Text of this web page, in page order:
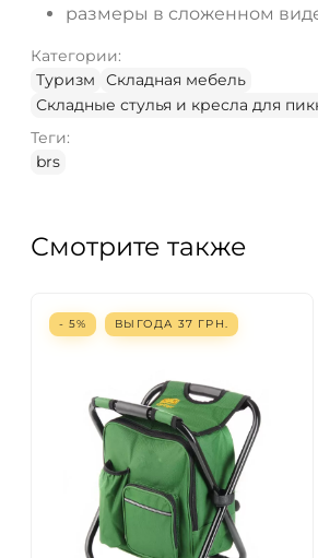
размеры в сложенном виде
Категории:
Туризм
Складная мебель
Складные стулья и кресла для
Теги:
brs
Смотрите также
- 5% ВЫГОДА 37 ГРН.